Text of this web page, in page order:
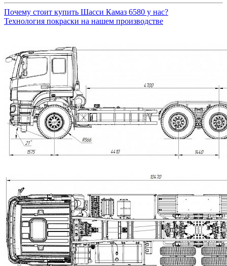
Почему стоит купить Шасси Камаз 6580 у нас?
Технология покраски на нашем производстве